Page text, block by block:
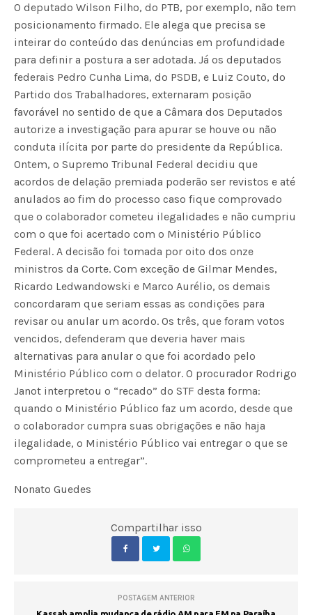
O deputado Wilson Filho, do PTB, por exemplo, não tem
posicionamento firmado. Ele alega que precisa se
inteirar do conteúdo das denúncias em profundidade
para definir a postura a ser adotada. Já os deputados
federais Pedro Cunha Lima, do PSDB, e Luiz Couto, do
Partido dos Trabalhadores, externaram posição
favorável no sentido de que a Câmara dos Deputados
autorize a investigação para apurar se houve ou não
conduta ilícita por parte do presidente da República.
Ontem, o Supremo Tribunal Federal decidiu que
acordos de delação premiada poderão ser revistos e até
anulados ao fim do processo caso fique comprovado
que o colaborador cometeu ilegalidades e não cumpriu
com o que foi acertado com o Ministério Público
Federal. A decisão foi tomada por oito dos onze
ministros da Corte. Com exceção de Gilmar Mendes,
Ricardo Ledwandowski e Marco Aurélio, os demais
concordaram que seriam essas as condições para
revisar ou anular um acordo. Os três, que foram votos
vencidos, defenderam que deveria haver mais
alternativas para anular o que foi acordado pelo
Ministério Público com o delator. O procurador Rodrigo
Janot interpretou o “recado” do STF desta forma:
quando o Ministério Público faz um acordo, desde que
o colaborador cumpra suas obrigações e não haja
ilegalidade, o Ministério Público vai entregar o que se
comprometeu a entregar”.
Nonato Guedes
Compartilhar isso
POSTAGEM ANTERIOR